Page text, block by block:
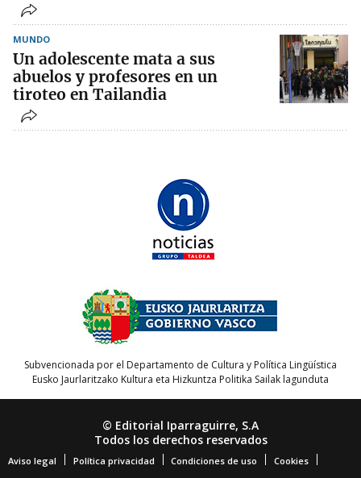
MUNDO
Un adolescente mata a sus
abuelos y profesores en un
tiroteo en Tailandia
Subvencionada por el Departamento de Cultura y Política Lingüística
Eusko Jaurlaritzako Kultura eta Hizkuntza Politika Sailak lagunduta
© Editorial Iparraguirre, S.A
Todos los derechos reservados
Aviso legal Política privacidad Condiciones de uso Cookies